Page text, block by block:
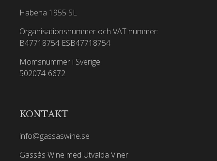
Habena 1955 SL
Organisationsnummer och VAT nummer:
B47718754 ESB47718754
Momsnummer i Sverige:
502074-6672
KONTAKT
info@gassaswine.se
Gassås Wine med Utvalda Viner